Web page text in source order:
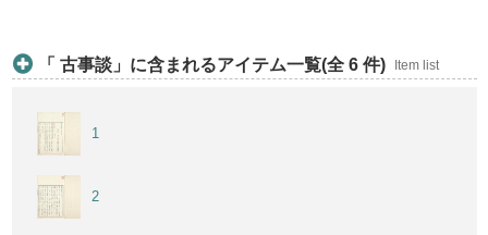
「 古事談」に含まれるアイテム一覧(全 6 件) Item list
1
2